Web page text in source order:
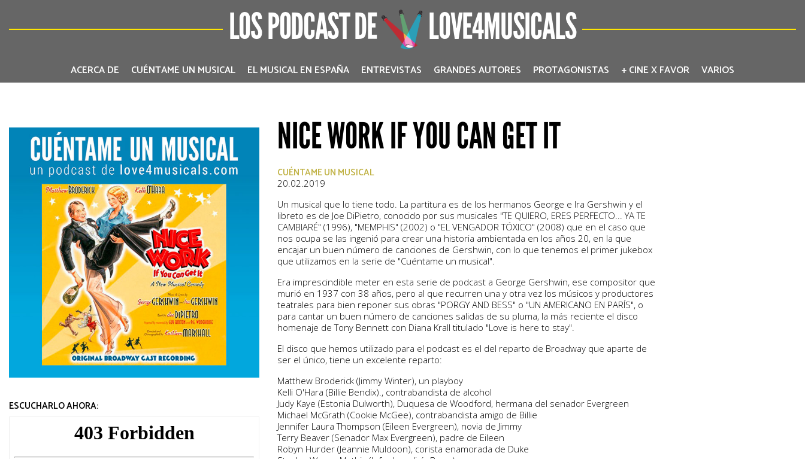
LOS PODCAST DE LOVE4MUSICALS
ACERCA DE CUÉNTAME UN MUSICAL EL MUSICAL EN ESPAÑA ENTREVISTAS GRANDES AUTORES PROTAGONISTAS + CINE X FAVOR VARIOS
ESCUCHARLO AHORA:
NICE WORK IF YOU CAN GET IT
CUÉNTAME UN MUSICAL
20.02.2019
Un musical que lo tiene todo. La partitura es de los hermanos George e Ira Gershwin y el
libreto es de Joe DiPietro, conocido por sus musicales "TE QUIERO, ERES PERFECTO... YA TE
CAMBIARÉ" (1996), "MEMPHIS" (2002) o "EL VENGADOR TÓXICO" (2008) que en el caso que
nos ocupa se las ingenió para crear una historia ambientada en los años 20, en la que
encajar un buen número de canciones de Gershwin, con lo que tenemos el primer jukebox
que utilizamos en la serie de "Cuéntame un musical".
Era imprescindible meter en esta serie de podcast a George Gershwin, ese compositor que
murió en 1937 con 38 años, pero al que recurren una y otra vez los músicos y productores
teatrales para bien reponer sus obras "PORGY AND BESS" o "UN AMERICANO EN PARÍS", o
para cantar un buen número de canciones salidas de su pluma, la más reciente el disco
homenaje de Tony Bennett con Diana Krall titulado "Love is here to stay".
El disco que hemos utilizado para el podcast es el del reparto de Broadway que aparte de
ser el único, tiene un excelente reparto:
Matthew Broderick (Jimmy Winter), un playboy
Kelli O'Hara (Billie Bendix)., contrabandista de alcohol
Judy Kaye (Estonia Dulworth), Duquesa de Woodford, hermana del senador Evergreen
Michael McGrath (Cookie McGee), contrabandista amigo de Billie
Jennifer Laura Thompson (Eileen Evergreen), novia de Jimmy
Terry Beaver (Senador Max Evergreen), padre de Eileen
Robyn Hurder (Jeannie Muldoon), corista enamorada de Duke